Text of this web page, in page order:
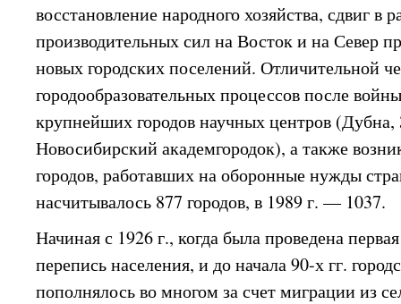
восстановление народного хозяйства, сдвиг в
производительных сил на Восток и на Север
новых городских поселений. Отличительной
городообразовательных процессов после
крупнейших городов научных центров (Дубна,
Новосибирский академгородок), а также
городов, работавших на оборонные нужды
насчитывалось 877 городов, в 1989 г. — 1037.
Начиная с 1926 г., когда была проведена
перепись населения, и до начала 90-х гг.
пополнялось во многом за счет миграции из